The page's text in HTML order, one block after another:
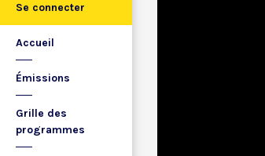
Se connecter
Accueil
Émissions
Grille des
programmes